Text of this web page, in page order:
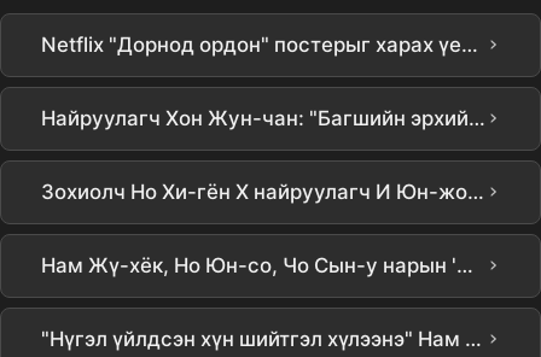
Netflix "Дорнод ордон" постерыг харах үед олсон хачирхалтай нарийн ширийн зүйлс #TikTokAmbassador #동궁 #theeastpalace #netflixkr #넷플릭с ›
Найруулагч Хон Жун-чан: "Багшийн эрхийн хамгаалах газар бодит байдалд байсан бол сайхан байна" | Netflix [Чамгёюк] Үйлдвэрлэлийн танилцуулга | Teach You a Lesson | Netflix ›
Зохиолч Но Хи-гён X найруулагч И Юн-жон нарын шинэ бүтээл, Netflix цуврал 'Удаан, эрчимтэй' (түр нэр) бүтээгдэх нь батлагдлаа! | Сон Хэ-гё Song Hyekyo, Гон Ю Gong Yoo, Ким Сол-хён Kim Seolhyun, Ча Сын-вон Cha Seungwon, И Ха-ни Lee Hanee нарын кастинг ›
Нам Жү-хёк, Но Юн-со, Чо Сын-у нарын 'Донггүнг' постер танилцуулга, сүнс хардаг чадвартай хүн болон багтай хааны жинхэнэ хэн болох вэ? ›
"Нүгэл үйлдсэн хүн шийтгэл хүлээнэ" Нам Жү-хёк, Чу Сын-ү нарын 'Донггүнг', бүрэн сүйрлийн хямралыг давж 7-р сарын 17-нд нээлтээ хийнэ ›